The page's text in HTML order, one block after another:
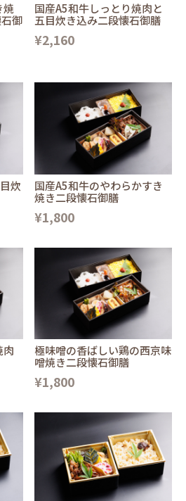
焼
御
国産A5和牛しっとり焼肉と
五目炊き込み二段懐石御膳
¥2,160
炊
国産A5和牛のやわらかすき
焼き二段懐石御膳
¥1,800
肉
極味噌の香ばしい鶏の西京味
噌焼き二段懐石御膳
¥1,800